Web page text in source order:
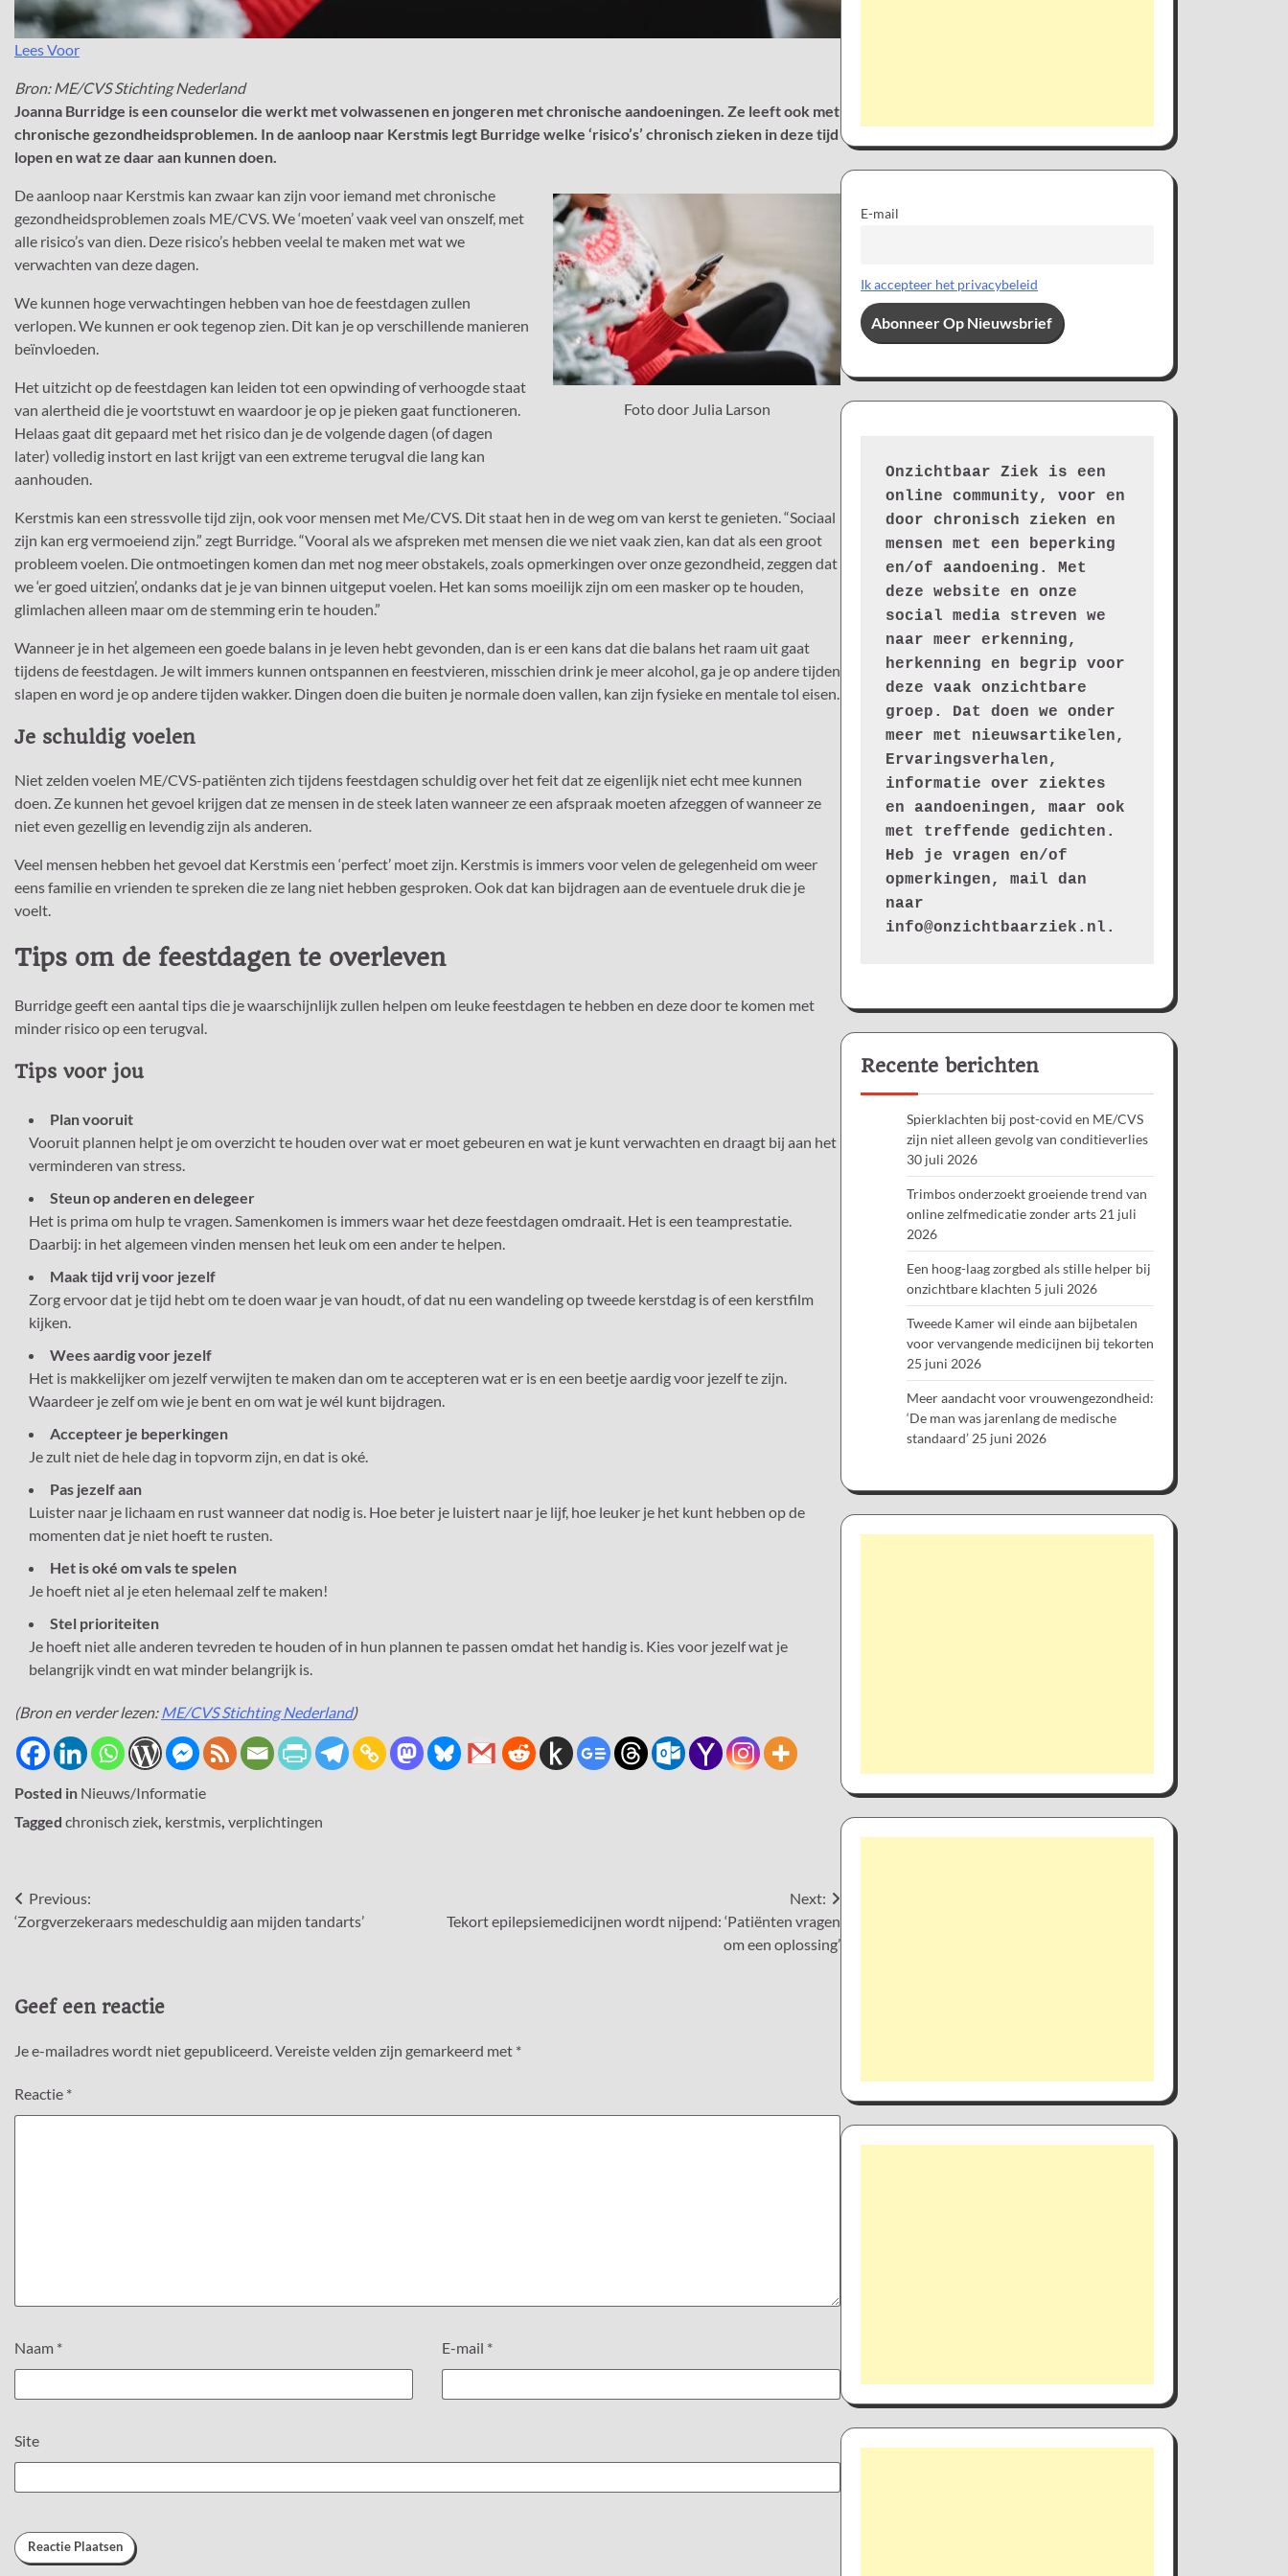
Lees Voor
Bron: ME/CVS Stichting Nederland
Joanna Burridge is een counselor die werkt met volwassenen en jongeren met chronische aandoeningen. Ze leeft ook met
chronische gezondheidsproblemen. In de aanloop naar Kerstmis legt Burridge welke ‘risico’s’ chronisch zieken in deze tijd
lopen en wat ze daar aan kunnen doen.
Foto door Julia Larson
De aanloop naar Kerstmis kan zwaar kan zijn voor iemand met chronische
gezondheidsproblemen zoals ME/CVS. We ‘moeten’ vaak veel van onszelf, met
alle risico’s van dien. Deze risico’s hebben veelal te maken met wat we
verwachten van deze dagen.
We kunnen hoge verwachtingen hebben van hoe de feestdagen zullen
verlopen. We kunnen er ook tegenop zien. Dit kan je op verschillende manieren
beïnvloeden.
Het uitzicht op de feestdagen kan leiden tot een opwinding of verhoogde staat
van alertheid die je voortstuwt en waardoor je op je pieken gaat functioneren.
Helaas gaat dit gepaard met het risico dan je de volgende dagen (of dagen
later) volledig instort en last krijgt van een extreme terugval die lang kan
aanhouden.
Kerstmis kan een stressvolle tijd zijn, ook voor mensen met Me/CVS. Dit staat hen in de weg om van kerst te genieten. “Sociaal
zijn kan erg vermoeiend zijn.” zegt Burridge. “Vooral als we afspreken met mensen die we niet vaak zien, kan dat als een groot
probleem voelen. Die ontmoetingen komen dan met nog meer obstakels, zoals opmerkingen over onze gezondheid, zeggen dat
we ‘er goed uitzien’, ondanks dat je je van binnen uitgeput voelen. Het kan soms moeilijk zijn om een ​​masker op te houden,
glimlachen alleen maar om de stemming erin te houden.”
Wanneer je in het algemeen een goede balans in je leven hebt gevonden, dan is er een kans dat die balans het raam uit gaat
tijdens de feestdagen. Je wilt immers kunnen ontspannen en feestvieren, misschien drink je meer alcohol, ga je op andere tijden
slapen en word je op andere tijden wakker. Dingen doen die buiten je normale doen vallen, kan zijn fysieke en mentale tol eisen.
Je schuldig voelen
Niet zelden voelen ME/CVS-patiënten zich tijdens feestdagen schuldig over het feit dat ze eigenlijk niet echt mee kunnen
doen. Ze kunnen het gevoel krijgen dat ze mensen in de steek laten wanneer ze een afspraak moeten afzeggen of wanneer ze
niet even gezellig en levendig zijn als anderen.
Veel mensen hebben het gevoel dat Kerstmis een ‘perfect’ moet zijn. Kerstmis is immers voor velen de gelegenheid om weer
eens familie en vrienden te spreken die ze lang niet hebben gesproken. Ook dat kan bijdragen aan de eventuele druk die je
voelt.
Tips om de feestdagen te overleven
Burridge geeft een aantal tips die je waarschijnlijk zullen helpen om leuke feestdagen te hebben en deze door te komen met
minder risico op een terugval.
Tips voor jou
Plan vooruit
Vooruit plannen helpt je om overzicht te houden over wat er moet gebeuren en wat je kunt verwachten en draagt bij aan het
verminderen van stress.
Steun op anderen en delegeer
Het is prima om hulp te vragen. Samenkomen is immers waar het deze feestdagen omdraait. Het is een teamprestatie.
Daarbij: in het algemeen vinden mensen het leuk om een ander te helpen.
Maak tijd vrij voor jezelf
Zorg ervoor dat je tijd hebt om te doen waar je van houdt, of dat nu een wandeling op tweede kerstdag is of een kerstfilm
kijken.
Wees aardig voor jezelf
Het is makkelijker om jezelf verwijten te maken dan om te accepteren wat er is en een beetje aardig voor jezelf te zijn.
Waardeer je zelf om wie je bent en om wat je wél kunt bijdragen.
Accepteer je beperkingen
Je zult niet de hele dag in topvorm zijn, en dat is oké.
Pas jezelf aan
Luister naar je lichaam en rust wanneer dat nodig is. Hoe beter je luistert naar je lijf, hoe leuker je het kunt hebben op de
momenten dat je niet hoeft te rusten.
Het is oké om vals te spelen
Je hoeft niet al je eten helemaal zelf te maken!
Stel prioriteiten
Je hoeft niet alle anderen tevreden te houden of in hun plannen te passen omdat het handig is. Kies voor jezelf wat je
belangrijk vindt en wat minder belangrijk is.
(Bron en verder lezen:ME/CVS Stichting Nederland)
Posted in Nieuws/Informatie
Tagged chronisch ziek, kerstmis, verplichtingen
Bericht
navigatie
Previous:
‘Zorgverzekeraars medeschuldig aan mijden tandarts’
Next:
Tekort epilepsiemedicijnen wordt nijpend: ‘Patiënten vragen
om een oplossing’
Geef een reactie
Je e-mailadres wordt niet gepubliceerd.Vereiste velden zijn gemarkeerd met *
Reactie *
Naam * E-mail *
Site
E-mail
Ik accepteer het privacybeleid
Onzichtbaar Ziek is een
online community, voor en
door chronisch zieken en
mensen met een beperking
en/of aandoening. Met
deze website en onze
social media streven we
naar meer erkenning,
herkenning en begrip voor
deze vaak onzichtbare
groep. Dat doen we onder
meer met nieuwsartikelen,
Ervaringsverhalen,
informatie over ziektes
en aandoeningen, maar ook
met treffende gedichten.
Heb je vragen en/of
opmerkingen, mail dan
naar
info@onzichtbaarziek.nl.
Recente berichten
Spierklachten bij post-covid en ME/CVS
zijn niet alleen gevolg van conditieverlies
30 juli 2026
Trimbos onderzoekt groeiende trend van
online zelfmedicatie zonder arts 21 juli
2026
Een hoog-laag zorgbed als stille helper bij
onzichtbare klachten 5 juli 2026
Tweede Kamer wil einde aan bijbetalen
voor vervangende medicijnen bij tekorten
25 juni 2026
Meer aandacht voor vrouwengezondheid:
‘De man was jarenlang de medische
standaard’ 25 juni 2026